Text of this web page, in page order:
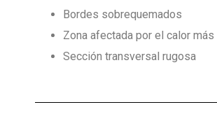
Bordes sobrequemados
Zona afectada por el calor
Sección transversal rugosa